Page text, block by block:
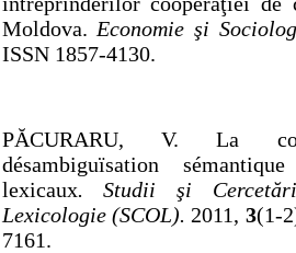
Moldova. Economie şi
ISSN 1857-4130.
PĂCURARU, V. La
désambiguïsation
lexicaux.
Studii şi
Lexicologie (SCOL). 2011, 3(1-
7161.